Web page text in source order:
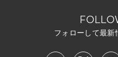
フォローして最新